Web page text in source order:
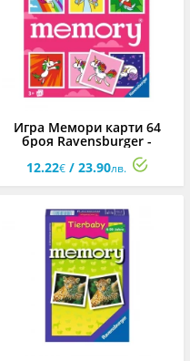
Игра Мемори карти 64
броя Ravensburger -
12.22€/ 23.90лв.